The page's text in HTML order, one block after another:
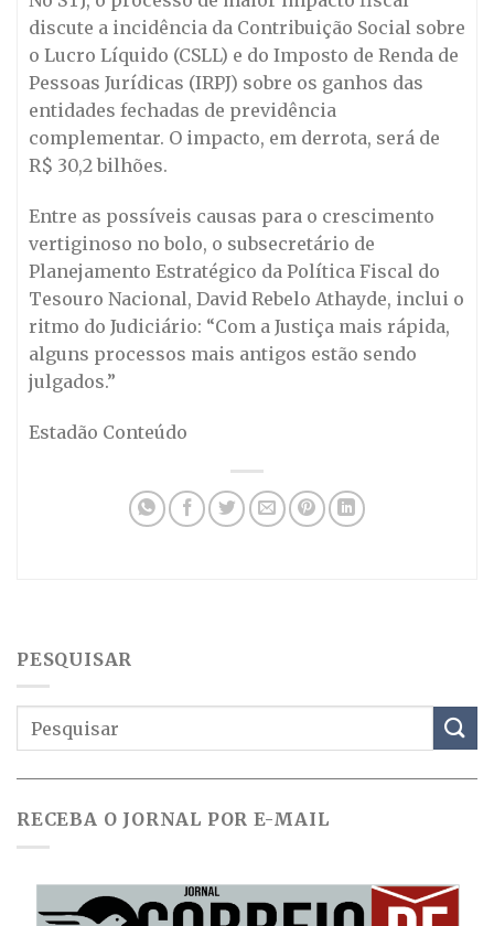
discute a incidência da Contribuição Social sobre
o Lucro Líquido (CSLL) e do Imposto de Renda de
Pessoas Jurídicas (IRPJ) sobre os ganhos das
entidades fechadas de previdência
complementar. O impacto, em derrota, será de
R$ 30,2 bilhões.
Entre as possíveis causas para o crescimento
vertiginoso no bolo, o subsecretário de
Planejamento Estratégico da Política Fiscal do
Tesouro Nacional, David Rebelo Athayde, inclui o
ritmo do Judiciário: “Com a Justiça mais rápida,
alguns processos mais antigos estão sendo
julgados.”
Estadão Conteúdo
PESQUISAR
RECEBA O JORNAL POR E-MAIL